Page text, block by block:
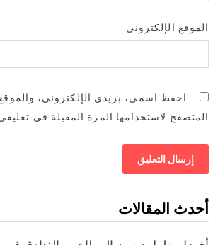
الموقع الإلكتروني
احفظ اسمي، بريدي الإلكتروني،
المتصفح لاستخدامها المرة المقبلة في
أحدث المقالات